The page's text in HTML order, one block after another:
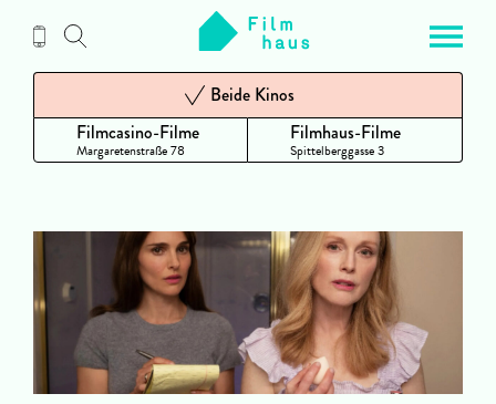
Inhalt
Filmcasino-Filme
Margaretenstraße 78
Beide Kinos
Filmhaus-Filme
Spittelberggasse 3